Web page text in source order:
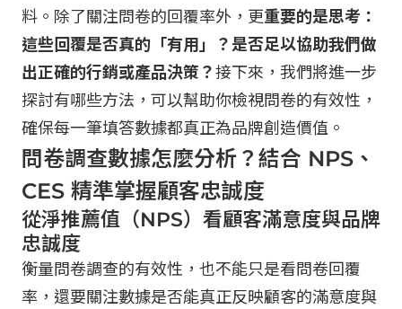
料。除了關注問卷的回覆率外，更重要的是思考：
這些回覆是否真的「有用」？是否足以協助我們做
出正確的行銷或產品決策？接下來，我們將進一步
探討有哪些方法，可以幫助你檢視問卷的有效性，
確保每一筆填答數據都真正為品牌創造價值。
問卷調查數據怎麼分析？結合 NPS、
CES 精準掌握顧客忠誠度
從淨推薦值（NPS）看顧客滿意度與品牌
忠誠度
衡量問卷調查的有效性，也不能只是看問卷回覆
率，還要關注數據是否能真正反映顧客的滿意度與